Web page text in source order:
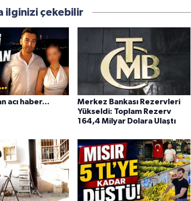
ilginizi çekebilir
acı haber...
Merkez Bankası Rezervleri
Yükseldi: Toplam Rezerv
164,4 Milyar Dolara Ulaştı